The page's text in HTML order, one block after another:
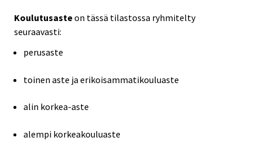
Koulutusasteon tässä tilastossa ryhmitelty
seuraavasti:
perusaste
toinen aste ja erikoisammatikouluaste
alin korkea-aste
alempi korkeakouluaste